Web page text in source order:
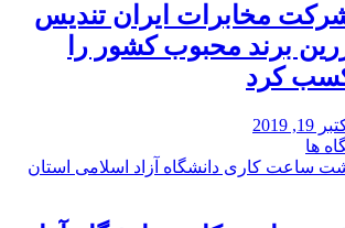
مخابرات ایران تندیس
برند محبوب کشور را
کرد
19, 2019
ها